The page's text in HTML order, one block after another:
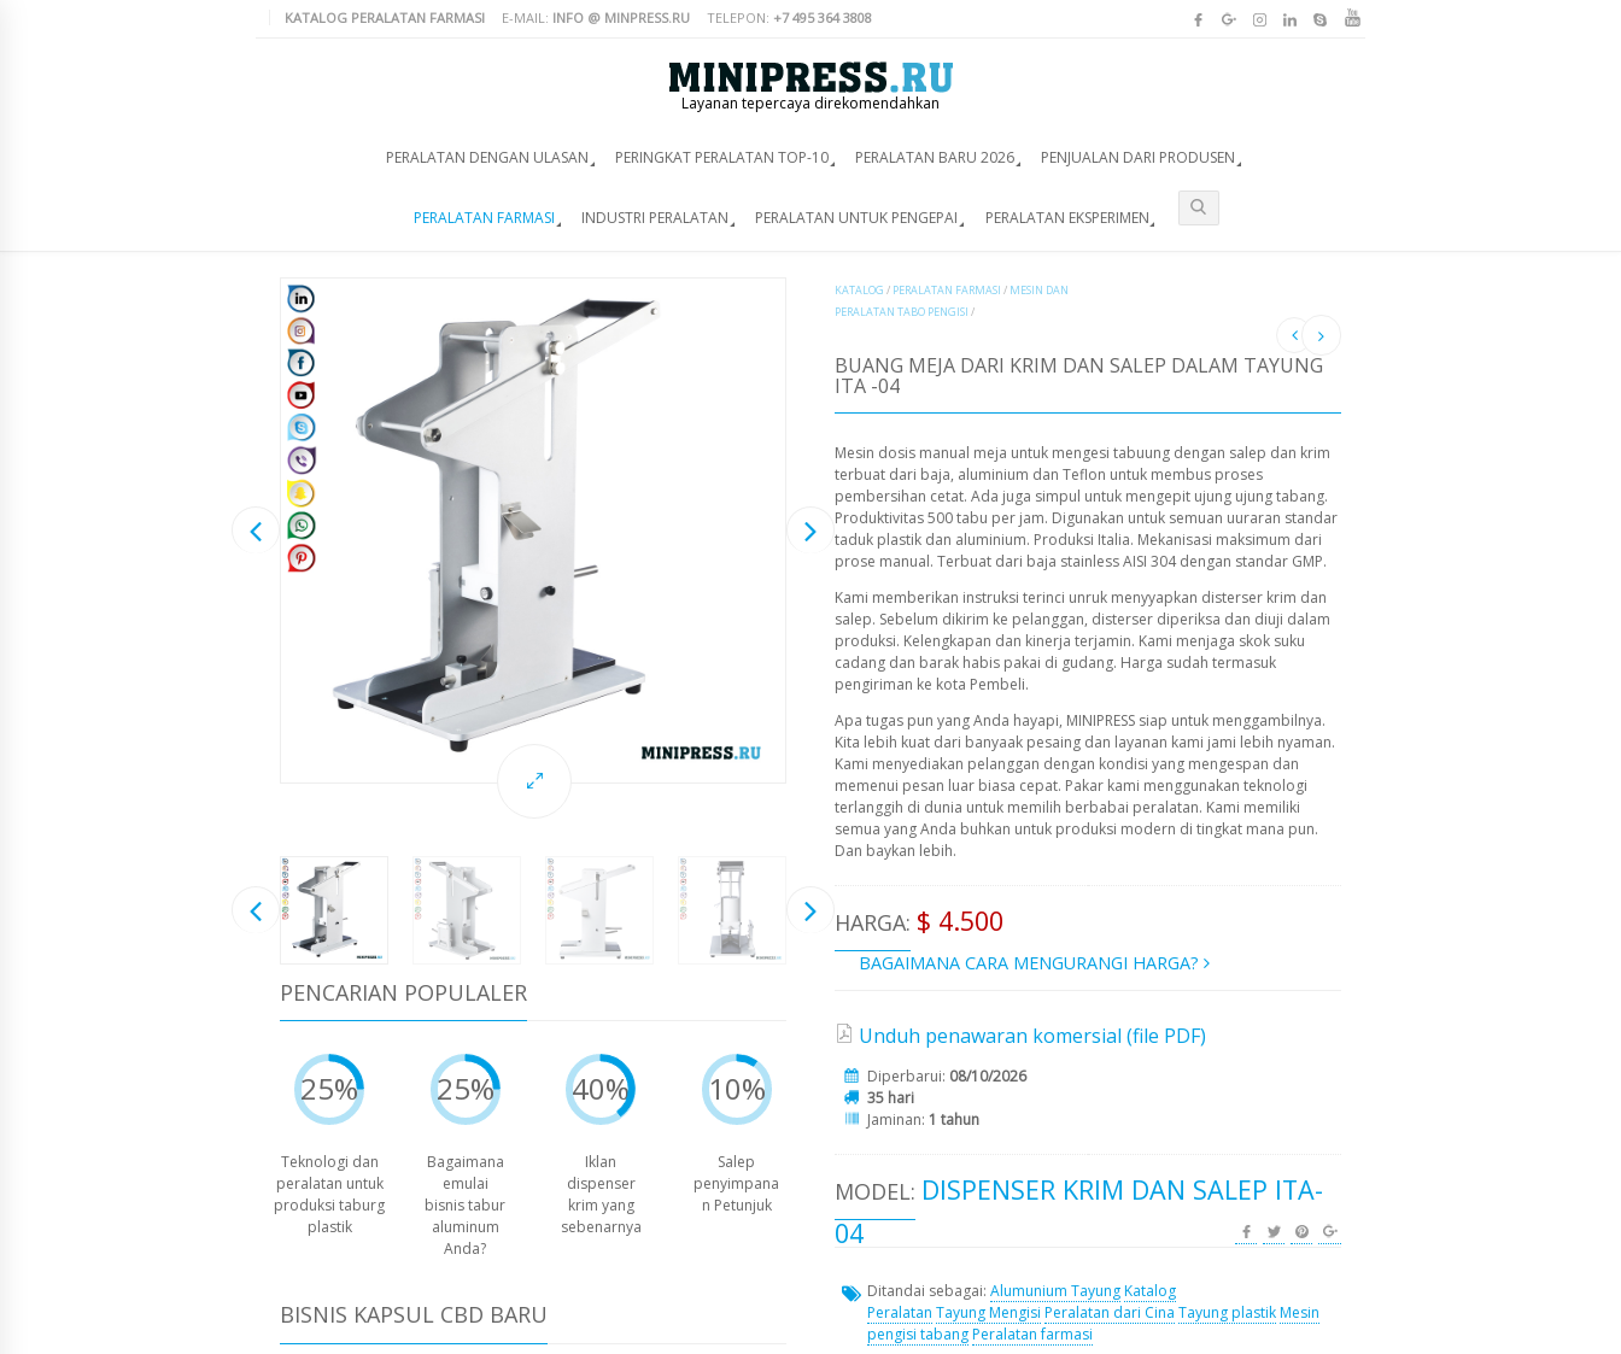
KATALOG PERALATAN FARMASI E-MAIL: INFO @ MINPRESS.RU TELEPON: +7 495 364 3808
Layanan tepercaya direkomendahkan
PERALATAN DENGAN ULASAN PERINGKAT PERALATAN TOP-10 PERALATAN BARU 2026 PENJUALAN DARI PRODUSEN
PERALATAN FARMASI INDUSTRI PERALATAN PERALATAN UNTUK PENGEPAI PERALATAN EKSPERIMEN
PENCARIAN POPULALER
25%
Teknologi dan
peralatan untuk
produksi taburg
plastik
25%
Bagaimana
emulai
bisnis tabur
aluminum
Anda?
40%
Iklan
dispenser
krim yang
sebenarnya
10%
Salep
penyimpana
n Petunjuk
BISNIS KAPSUL CBD BARU
KATALOG / PERALATAN FARMASI / MESIN DAN
PERALATAN TABO PENGISI /
BUANG MEJA DARI KRIM DAN SALEP DALAM TAYUNG
ITA -04
Mesin dosis manual meja untuk mengesi tabuung dengan salep dan krim
terbuat dari baja, aluminium dan Teflon untuk membus proses
pembersihan cetat. Ada juga simpul untuk mengepit ujung ujung tabang.
Produktivitas 500 tabu per jam. Digunakan untuk semuan uuraran standar
taduk plastik dan aluminium. Produksi Italia. Mekanisasi maksimum dari
prose manual. Terbuat dari baja stainless AISI 304 dengan standar GMP.
Kami memberikan instruksi terinci unruk menyyapkan disterser krim dan
salep. Sebelum dikirim ke pelanggan, disterser diperiksa dan diuji dalam
produksi. Kelengkapan dan kinerja terjamin. Kami menjaga skok suku
cadang dan barak habis pakai di gudang. Harga sudah termasuk
pengiriman ke kota Pembeli.
Apa tugas pun yang Anda hayapi, MINIPRESS siap untuk menggambilnya.
Kita lebih kuat dari banyaak pesaing dan layanan kami jami lebih nyaman.
Kami menyediakan pelanggan dengan kondisi yang mengespan dan
memenui pesan luar biasa cepat. Pakar kami menggunakan teknologi
terlanggih di dunia untuk memilih berbabai peralatan. Kami memiliki
semua yang Anda buhkan untuk produksi modern di tingkat mana pun.
Dan baykan lebih.
HARGA: $ 4.500
BAGAIMANA CARA MENGURANGI HARGA?
Unduh penawaran komersial (file PDF)
Diperbarui: 08/10/2026
35 hari
Jaminan: 1 tahun
MODEL: DISPENSER KRIM DAN SALEP ITA-
04
Ditandai sebagai: Alumunium TayungKatalog
Peralatan Tayung Mengisi Peralatan dari Cina Tayung plastikMesin
pengisi tabangPeralatan farmasi